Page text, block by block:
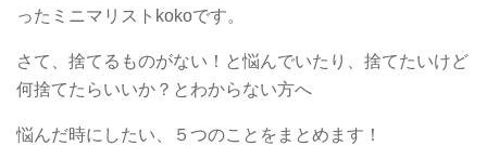
ったミニマリストkokoです。
さて、捨てるものがない！と悩んでいたり、捨てたいけど
何捨てたらいいか？とわからない方へ
悩んだ時にしたい、５つのことをまとめます！